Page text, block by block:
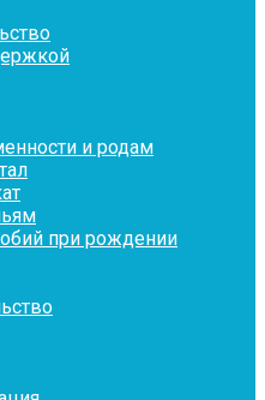
и родам
при рождении